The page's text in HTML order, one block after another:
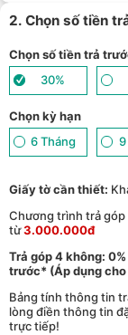
2. Chọn số tiền
Chọn số tiền trả
30%
Chọn kỳ hạn
6 Tháng
Giấy tờ cần thiết:
Chương trình trả góp
từ3.000.000đ
Trả góp 4 không:
trước* (Áp dụng
Bảng tính thông tin
lòng điền thông tin
trực tiếp!